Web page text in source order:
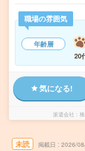
職場の雰囲気
年齢層
20
気になる!
派遣会社
未読 掲載日 2026/